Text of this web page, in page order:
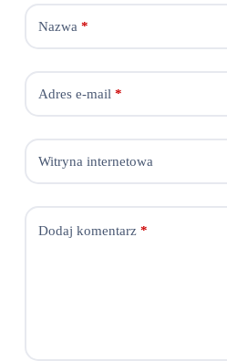
Nazwa *
Adres e-mail *
Witryna internetowa
Dodaj komentarz*